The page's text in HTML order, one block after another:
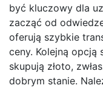
być kluczowy dla
zacząć od
oferują szybkie
ceny. Kolejną opcją
skupują złoto,
dobrym stanie.